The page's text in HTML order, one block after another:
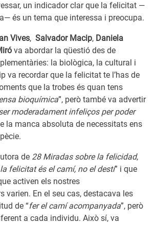
un indicador clar que la felicitat —
és un tema que interessa i preocupa.
Vives, Salvador Macip, Daniela
va abordar la qüestió des de
la biològica, la cultural i
va recordar que la felicitat te l’has de
que la trobes és quan tens
bioquímica”, però també va advertir
moderadament infeliços per poder
la manca absoluta de necessitats ens
de 28 Miradas sobre la felicidad,
la felicitat és el camí, no el destí” i que
activen els nostres
varien. En el seu cas, destacava les
de “fer el camí acompanyada”, però
a cada individu. Això sí, va